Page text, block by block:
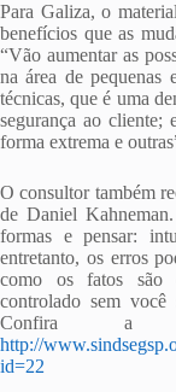
Para Galiza, o
benefícios que as
“Vão aumentar as
na área de pequenas
técnicas, que é uma
segurança ao cliente;
forma extrema e
O consultor também
de Daniel
formas e pensar:
entretanto, os erros
como os fatos são
controlado sem
Confira a
http://
id=22